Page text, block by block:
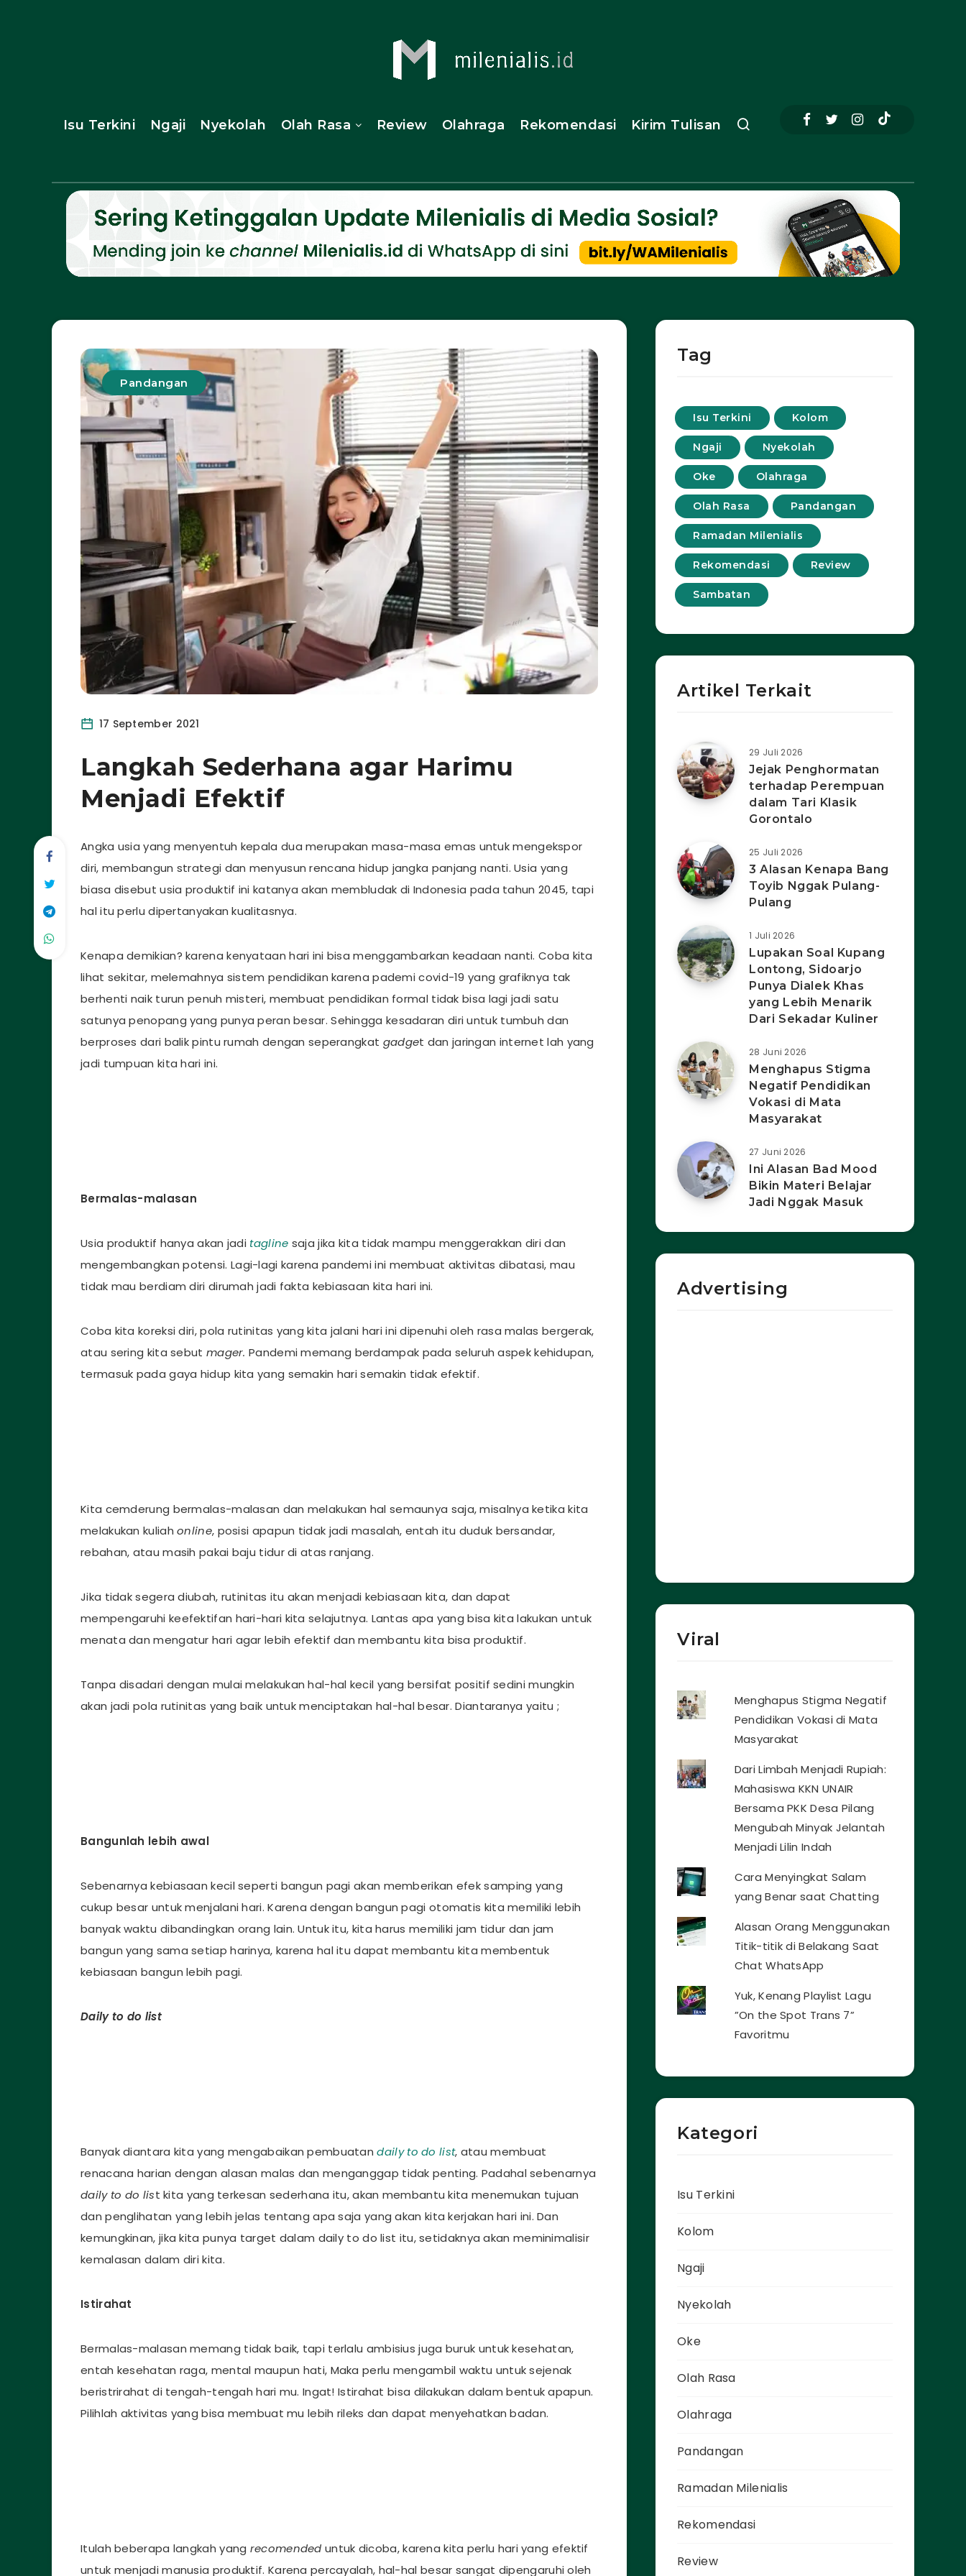
Isu Terkini Ngaji Nyekolah Olah Rasa Review Olahraga Rekomendasi Kirim Tulisan
Pandangan
17 September 2021
Langkah Sederhana agar Harimu
Menjadi Efektif
Angka usia yang menyentuh kepala dua merupakan masa-masa emas untuk mengekspor
diri, membangun strategi dan menyusun rencana hidup jangka panjang nanti. Usia yang
biasa disebut usia produktif ini katanya akan membludak di Indonesia pada tahun 2045, tapi
hal itu perlu dipertanyakan kualitasnya.
Kenapa demikian? karena kenyataan hari ini bisa menggambarkan keadaan nanti. Coba kita
lihat sekitar, melemahnya sistem pendidikan karena pademi covid-19 yang grafiknya tak
berhenti naik turun penuh misteri, membuat pendidikan formal tidak bisa lagi jadi satu
satunya penopang yang punya peran besar. Sehingga kesadaran diri untuk tumbuh dan
berproses dari balik pintu rumah dengan seperangkat gadget dan jaringan internet lah yang
jadi tumpuan kita hari ini.
Bermalas-malasan
Usia produktif hanya akan jadi tagline saja jika kita tidak mampu menggerakkan diri dan
mengembangkan potensi. Lagi-lagi karena pandemi ini membuat aktivitas dibatasi, mau
tidak mau berdiam diri dirumah jadi fakta kebiasaan kita hari ini.
Coba kita koreksi diri, pola rutinitas yang kita jalani hari ini dipenuhi oleh rasa malas bergerak,
atau sering kita sebut mager.Pandemi memang berdampak pada seluruh aspek kehidupan,
termasuk pada gaya hidup kita yang semakin hari semakin tidak efektif.
Kita cemderung bermalas-malasan dan melakukan hal semaunya saja, misalnya ketika kita
melakukan kuliahonline, posisi apapun tidak jadi masalah, entah itu duduk bersandar,
rebahan, atau masih pakai baju tidur di atas ranjang.
Jika tidak segera diubah, rutinitas itu akan menjadi kebiasaan kita, dan dapat
mempengaruhi keefektifan hari-hari kita selajutnya. Lantas apa yang bisa kita lakukan untuk
menata dan mengatur hari agar lebih efektif dan membantu kita bisa produktif.
Tanpa disadari dengan mulai melakukan hal-hal kecil yang bersifat positif sedini mungkin
akan jadi pola rutinitas yang baik untuk menciptakan hal-hal besar. Diantaranya yaitu ;
Bangunlah lebih awal
Sebenarnya kebiasaan kecil seperti bangun pagi akan memberikan efek samping yang
cukup besar untuk menjalani hari. Karena dengan bangun pagi otomatis kita memiliki lebih
banyak waktu dibandingkan orang lain. Untuk itu, kita harus memiliki jam tidur dan jam
bangun yang sama setiap harinya, karena hal itu dapat membantu kita membentuk
kebiasaan bangun lebih pagi.
Daily to do list
Banyak diantara kita yang mengabaikan pembuatandaily to do list, atau membuat
renacana harian dengan alasan malas dan menganggap tidak penting. Padahal sebenarnya
daily to do list kita yang terkesan sederhana itu, akan membantu kita menemukan tujuan
dan penglihatan yang lebih jelas tentang apa saja yang akan kita kerjakan hari ini. Dan
kemungkinan, jika kita punya target dalam daily to do list itu, setidaknya akan meminimalisir
kemalasan dalam diri kita.
Istirahat
Bermalas-malasan memang tidak baik, tapi terlalu ambisius juga buruk untuk kesehatan,
entah kesehatan raga, mental maupun hati, Maka perlu mengambil waktu untuk sejenak
beristrirahat di tengah-tengah hari mu. Ingat! Istirahat bisa dilakukan dalam bentuk apapun.
Pilihlah aktivitas yang bisa membuat mu lebih rileks dan dapat menyehatkan badan.
Itulah beberapa langkah yang recomended untuk dicoba, karena kita perlu hari yang efektif
untuk menjadi manusia produktif. Karena percayalah, hal-hal besar sangat dipengaruhi oleh
Tag
Isu Terkini Kolom
Ngaji Nyekolah
Oke Olahraga
Olah Rasa Pandangan
Ramadan Milenialis
Rekomendasi Review
Sambatan
Artikel Terkait
29 Juli 2026
Jejak Penghormatan
terhadap Perempuan
dalam Tari Klasik
Gorontalo
25 Juli 2026
3 Alasan Kenapa Bang
Toyib Nggak Pulang-
Pulang
1 Juli 2026
Lupakan Soal Kupang
Lontong, Sidoarjo
Punya Dialek Khas
yang Lebih Menarik
Dari Sekadar Kuliner
28 Juni 2026
Menghapus Stigma
Negatif Pendidikan
Vokasi di Mata
Masyarakat
27 Juni 2026
Ini Alasan Bad Mood
Bikin Materi Belajar
Jadi Nggak Masuk
Advertising
Viral
Menghapus Stigma Negatif
Pendidikan Vokasi di Mata
Masyarakat
Dari Limbah Menjadi Rupiah:
Mahasiswa KKN UNAIR
Bersama PKK Desa Pilang
Mengubah Minyak Jelantah
Menjadi Lilin Indah
Cara Menyingkat Salam
yang Benar saat Chatting
Alasan Orang Menggunakan
Titik-titik di Belakang Saat
Chat WhatsApp
Yuk, Kenang Playlist Lagu
”On the Spot Trans 7”
Favoritmu
Kategori
Isu Terkini
Kolom
Ngaji
Nyekolah
Oke
Olah Rasa
Olahraga
Pandangan
Ramadan Milenialis
Rekomendasi
Review